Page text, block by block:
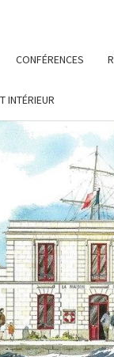
CONFÉRENCES
INTÉRIEUR